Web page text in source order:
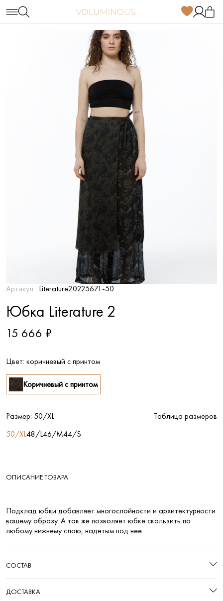
Артикул: Literature20225671-50
Юбка Literature 2
15 666 ₽
Цвет: коричневый с принтом
Коричневый с принтом
Размер: 50/XL
Таблица размеров
50/XL48/L46/M44/S
ОПИСАНИЕ ТОВАРА
Подклад юбки добавляет многослойности и архитектурности
вашему образу. А так же позволяет юбке скользить по
любому нижнему слою, надетым под нее.
СОСТАВ
ДОСТАВКА